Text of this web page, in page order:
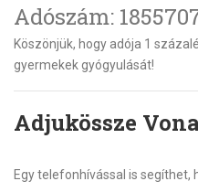
Adószám:
Köszönjük, hogy adója 1
gyermekek gyógyulását!
Adjukössze
Egy telefonhívással is segíthet,